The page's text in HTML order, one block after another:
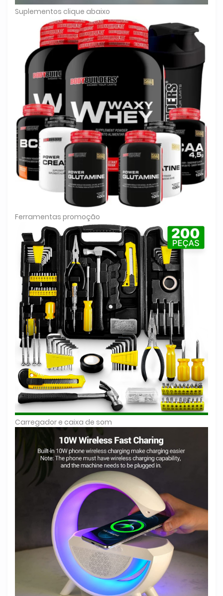
Suplementos clique abaixo
Ferramentas promoção
Carregador e caixa de som